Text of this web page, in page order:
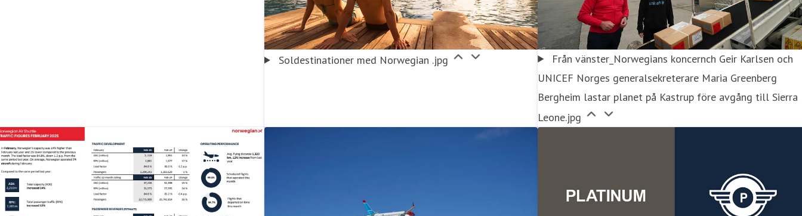
Soldestinationer med Norwegian .jpg
Från vänster_Norwegians koncernch Geir Karlsen och
UNICEF Norges generalsekreterare Maria Greenberg
Bergheim lastar planet på Kastrup före avgång till Sierra
Leone.jpg